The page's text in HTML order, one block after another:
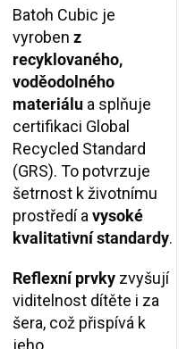
Batoh Cubic je
vyroben z
recyklovaného,
voděodolného
materiálu a splňuje
certifikaci Global
Recycled Standard
(GRS). To potvrzuje
šetrnost k životnímu
prostředí avysoké
kvalitativní standardy.
Reflexní prvky zvyšují
viditelnost dítěte i za
šera, což přispívá k